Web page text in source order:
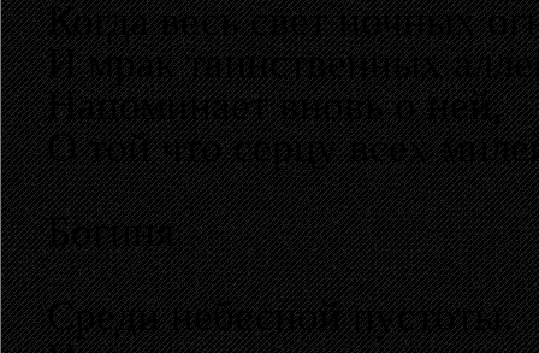
Когда весь свет ночных
И мрак таинственных
Напоминает вновь о ней,
О той что серцу всех
Богиня
Среди небесной пустоты.